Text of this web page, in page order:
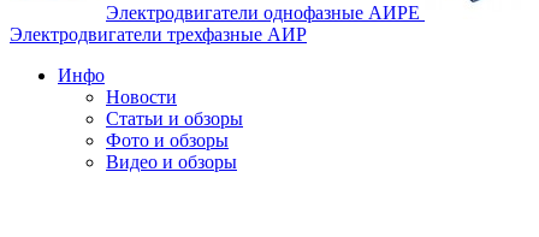
Электродвигатели однофазные АИРЕ
Электродвигатели трехфазные АИР
Инфо
Новости
Статьи и обзоры
Фото и обзоры
Видео и обзоры